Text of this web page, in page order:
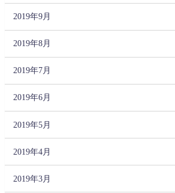
2019年9月
2019年8月
2019年7月
2019年6月
2019年5月
2019年4月
2019年3月